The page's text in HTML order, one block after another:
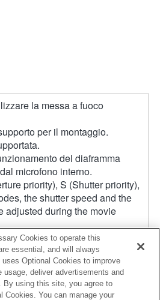
la messa a fuoco
per il montaggio.
del diaframma
microfono interno.
priority), S (Shutter priority),
the shutter speed and the
adjusted during the movie
(Lens Compensation) non
[obiettivo A-mount] utilizzando il
la funzione MF assist non
quando viene ruotato il
Cookies to operate this
essential, and will always
Optional Cookies to improve
deliver advertisements and
By using this site, you agree to
Cookies. You can manage your